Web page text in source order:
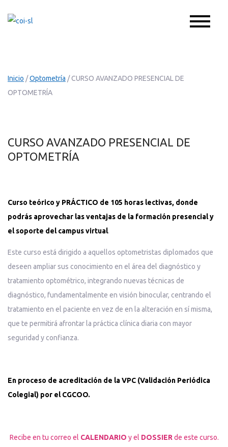
Inicio /Optometría / CURSO AVANZADO PRESENCIAL DE
OPTOMETRÍA
CURSO AVANZADO PRESENCIAL DE
OPTOMETRÍA
Curso teórico y PRÁCTICO de 105 horas lectivas, donde
podrás aprovechar las ventajas de la formación presencial y
el soporte del campus virtual.
Este curso está dirigido a aquellos optometristas diplomados que
deseen ampliar sus conocimiento en el área del diagnóstico y
tratamiento optométrico, integrando nuevas técnicas de
diagnóstico, fundamentalmente en visión binocular, centrando el
tratamiento en el paciente en vez de en la alteración en sí misma,
que te permitirá afrontar la práctica clínica diaria con mayor
seguridad y confianza.
En proceso de acreditación de la VPC (Validación Periódica
Colegial) por el CGCOO.
Recibe en tu correo el CALENDARIO y el DOSSIER de este curso.